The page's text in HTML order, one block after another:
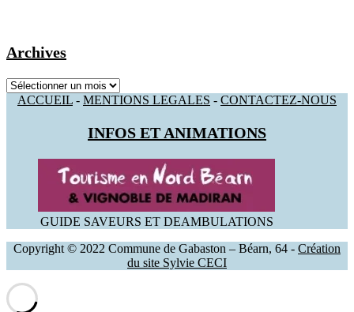
Archives
Archives
ACCUEIL - MENTIONS LEGALES - CONTACTEZ-NOUS
INFOS ET ANIMATIONS
GUIDE SAVEURS ET DEAMBULATIONS
Copyright © 2022 Commune de Gabaston – Béarn, 64 - Création
du site Sylvie CECI